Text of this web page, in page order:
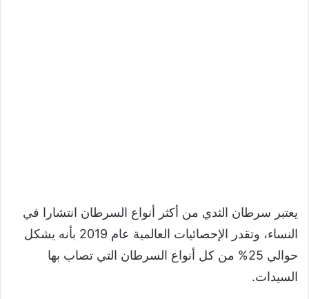
يعتبر سرطان الثدي من أكثر أنواع السرطان انتشارا في
النساء، وتقدر الإحصائيات العالمية عام 2019 بأنه يشكل
حوالي 25% من كل أنواع السرطان التي تصاب بها
السيدات.